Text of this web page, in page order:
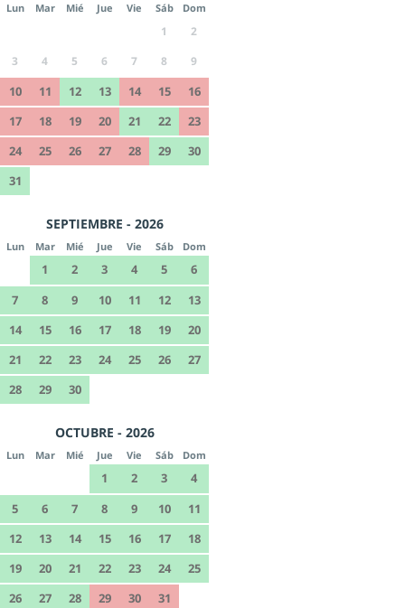
Lun Mar Mié Jue Vie Sáb Dom
1
2
3
4 5 6 7 8 9
10 11 12 13 14 15
16
17
18 19 20 21 22
23
24
25 26 27 28 29
30
31
SEPTIEMBRE - 2026
Lun Mar Mié Jue Vie Sáb Dom
1 2 3 4 5
6
7
8 9 10 11 12
13
14
15 16 17 18 19
20
21
22 23 24 25 26
27
28
29 30
OCTUBRE - 2026
Lun Mar Mié Jue Vie Sáb Dom
1 2 3
4
5
6 7 8 9 10
11
12
13 14 15 16 17
18
19
20 21 22 23 24
25
26
27 28 29 30 31